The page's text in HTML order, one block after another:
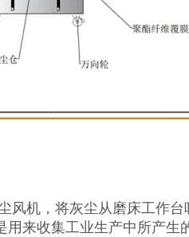
风机，将灰尘从磨床工作
用来收集工业生产中所产